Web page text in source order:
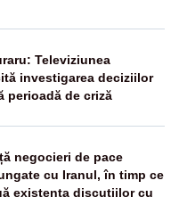
Televiziunea
investigarea deciziilor
perioadă de criză
negocieri de pace
cu Iranul, în timp ce
existența discuțiilor cu